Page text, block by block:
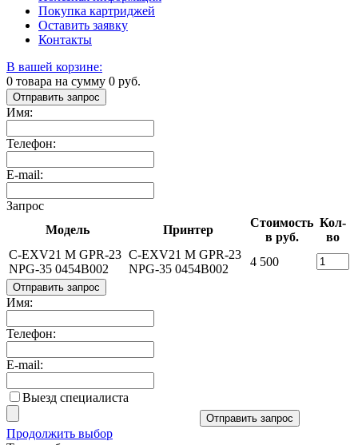
Покупка картриджей
Оставить заявку
Контакты
В вашей корзине:
0 товара на сумму 0 руб.
Отправить запрос
Имя:
Телефон:
E-mail:
Запрос
Модель
Принтер
Стоимость
в руб.
Кол-
во
C-EXV21 M GPR-23
NPG-35 0454B002
C-EXV21 M GPR-23
NPG-35 0454B002
4 500
Отправить запрос
Имя:
Телефон:
E-mail:
Выезд специалиста
Отправить запрос
Продолжить выбор